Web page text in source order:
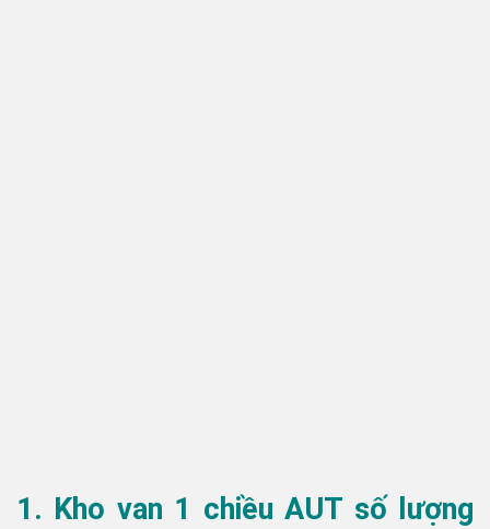
1. Kho van 1 chiều AUT số lượng